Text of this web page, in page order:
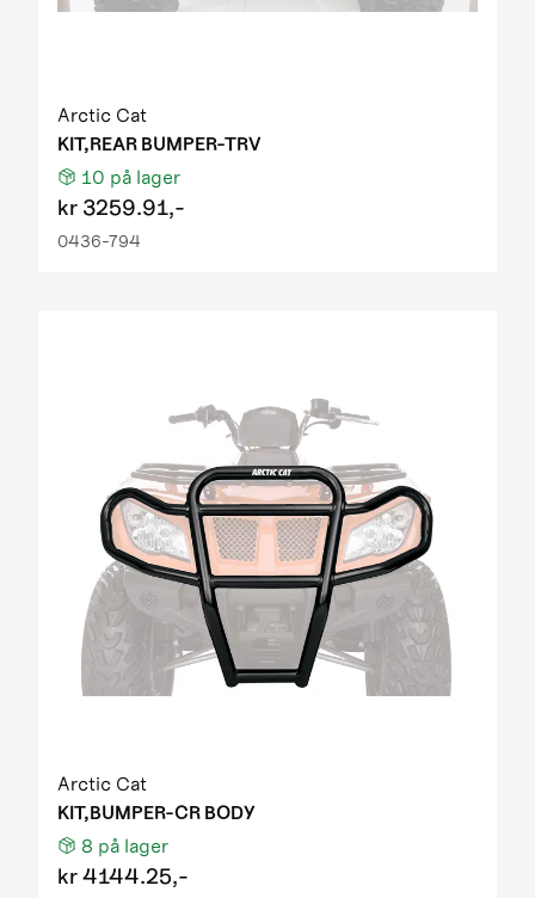
Arctic Cat
KIT,REAR BUMPER-TRV
10 på lager
kr 3259.91,-
0436-794
Arctic Cat
KIT,BUMPER-CR BODY
8 på lager
kr4144.25,-